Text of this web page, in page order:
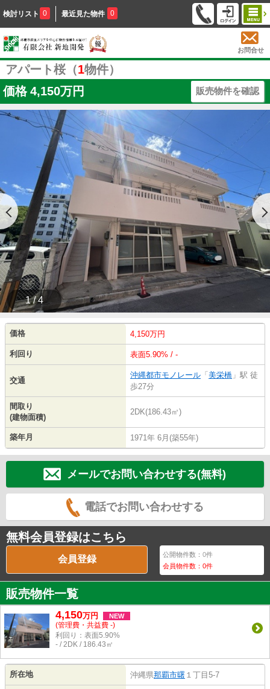
検討リスト 0 最近見た物件 0
お問合せ
アパート桜（1物件）
価格 4,150万円 販売物件を確認
1 / 4
価格 4,150万円
利回り 表面5.90% / -
交通
沖縄都市モノレール 「 美栄橋 」駅 徒
歩27分
間取り
(建物面積)
2DK(186.43㎡)
築年月 1971年 6月(築55年)
メールでお問い合わせする(無料)
電話でお問い合わせする
無料会員登録はこちら
会員登録 公開物件数：0件
会員物件数：0件
販売物件一覧
4,150万円 NEW
(管理費・共益費 -)
利回り：表面5.90%
- / 2DK / 186.43㎡
所在地 沖縄県那覇市曙 １丁目5-7